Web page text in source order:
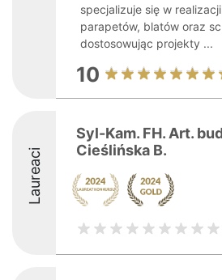
specjalizuje się w
parapetów, blatów oraz
dostosowując projekty ...
10
Laureaci
Syl-Kam. FH. Art.
Cieślińska B.